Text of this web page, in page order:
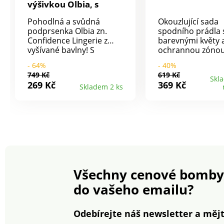
výšivkou Olbia, s
Pohodlná a svůdná
podprsenka Olbia zn.
Confidence Lingerie z
vyšívané bavlny! S
košíčků z bavlněného
žerzeje, s bavlněnou
podšívkou. Zadní díl a
velikosti. Standard 100
podle Oeko-Tex (n° CQ
1216 / 3). Tato známka
které byly podrobeny
laboratorním testům na
- 64%
749 Kč
269 Kč Skladem 2 ks
Okouzlující sada
spodního prádla
barevnými květy
ochrannou
módně elegantní,
diskrétní a
Měkká
- 40%
619 Kč
369 Kč
Všechny cenové bomby
do vašeho emailu?
Odebírejte náš newsletter a